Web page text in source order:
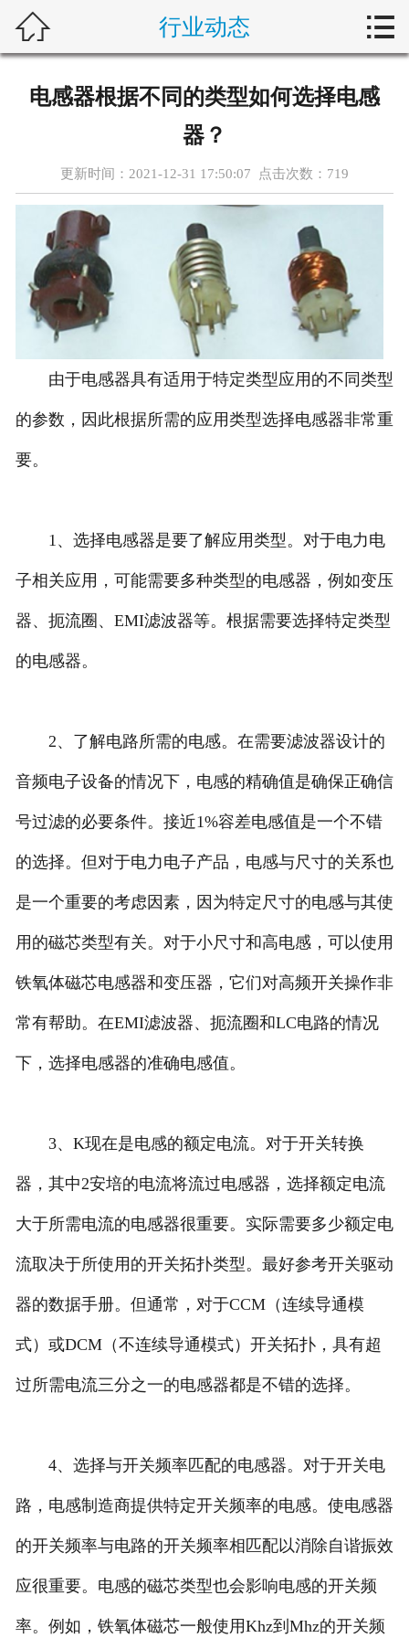
藤仓产品
服务案例
关于我们
联系我们
 行业动态 
电感器根据不同的类型如何选择电感
器？
更新时间：2021-12-31 17:50:07 点击次数： 719
由于电感器具有适用于特定类型应用的不同类型
的参数，因此根据所需的应用类型选择电感器非常重
要。
1、选择电感器是要了解应用类型。对于电力电
子相关应用，可能需要多种类型的电感器，例如变压
器、扼流圈、EMI滤波器等。根据需要选择特定类型
的电感器。
2、了解电路所需的电感。在需要滤波器设计的
音频电子设备的情况下，电感的精确值是确保正确信
号过滤的必要条件。接近1%容差电感值是一个不错
的选择。但对于电力电子产品，电感与尺寸的关系也
是一个重要的考虑因素，因为特定尺寸的电感与其使
用的磁芯类型有关。对于小尺寸和高电感，可以使用
铁氧体磁芯电感器和变压器，它们对高频开关操作非
常有帮助。在EMI滤波器、扼流圈和LC电路的情况
下，选择电感器的准确电感值。
3、K现在是电感的额定电流。对于开关转换
器，其中2安培的电流将流过电感器，选择额定电流
大于所需电流的电感器很重要。实际需要多少额定电
流取决于所使用的开关拓扑类型。最好参考开关驱动
器的数据手册。但通常，对于CCM（连续导通模
式）或DCM（不连续导通模式）开关拓扑，具有超
过所需电流三分之一的电感器都是不错的选择。
4、选择与开关频率匹配的电感器。对于开关电
路，电感制造商提供特定开关频率的电感。使电感器
的开关频率与电路的开关频率相匹配以消除自谐振效
应很重要。电感的磁芯类型也会影响电感的开关频
率。例如，铁氧体磁芯一般使用Khz到Mhz的开关频